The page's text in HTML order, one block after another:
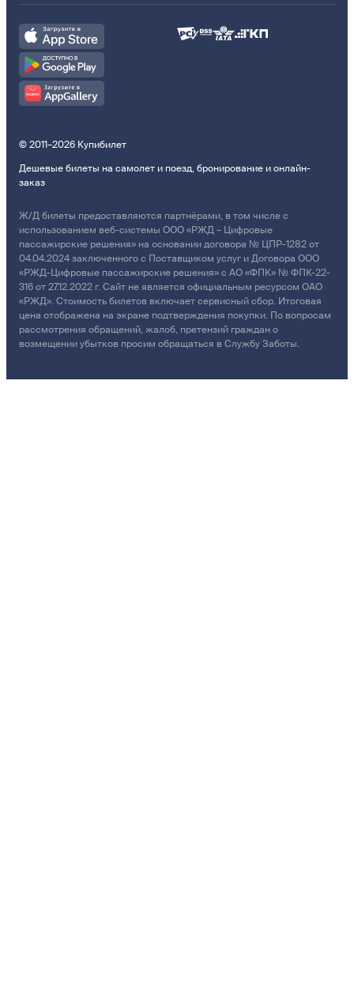
© 2011–2026 Купибилет
Дешевые билеты на самолет и поезд, бронирование и онлайн-
заказ
Ж/Д билеты предоставляются партнёрами, в том числе с
использованием веб-системы ООО «РЖД – Цифровые
пассажирские решения» на основании договора № ЦПР-1282 от
04.04.2024 заключенного с Поставщиком услуг и Договора ООО
«РЖД-Цифровые пассажирские решения» с АО «ФПК» № ФПК-22-
316 от 27.12.2022 г. Сайт не является официальным ресурсом ОАО
«РЖД». Стоимость билетов включает сервисный сбор. Итоговая
цена отображена на экране подтверждения покупки. По вопросам
рассмотрения обращений, жалоб, претензий граждан о
возмещении убытков просим обращаться в Службу Заботы.